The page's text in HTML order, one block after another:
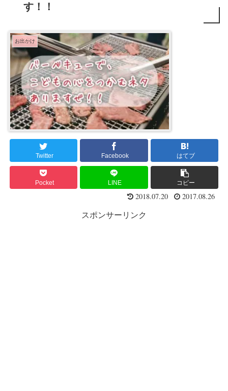
す！！
お出かけ
Twitter Facebook はてブ
Pocket LINE コピー
2018.07.20 2017.08.26
スポンサーリンク